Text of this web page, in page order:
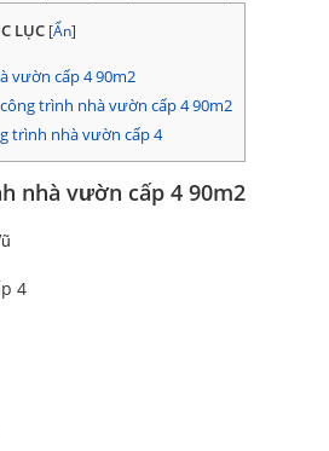
LỤC [Ẩn]
vườn cấp 4 90m2
trình nhà vườn cấp 4 90m2
trình nhà vườn cấp 4
nhà vườn cấp 4 90m2
4